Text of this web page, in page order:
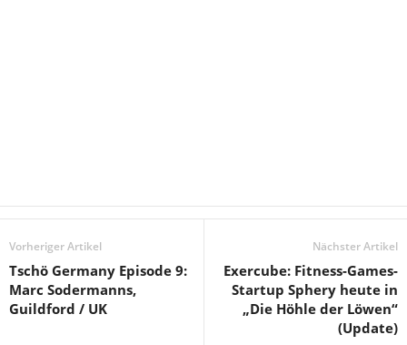
Vorheriger Artikel
Tschö Germany Episode 9:
Marc Sodermanns,
Guildford / UK
Nächster Artikel
Exercube: Fitness-Games-
Startup Sphery heute in
„Die Höhle der Löwen“
(Update)